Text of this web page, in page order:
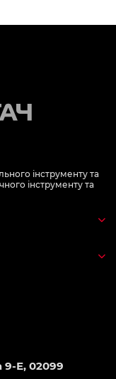
інструменту та
інструменту та
9-Е, 02099